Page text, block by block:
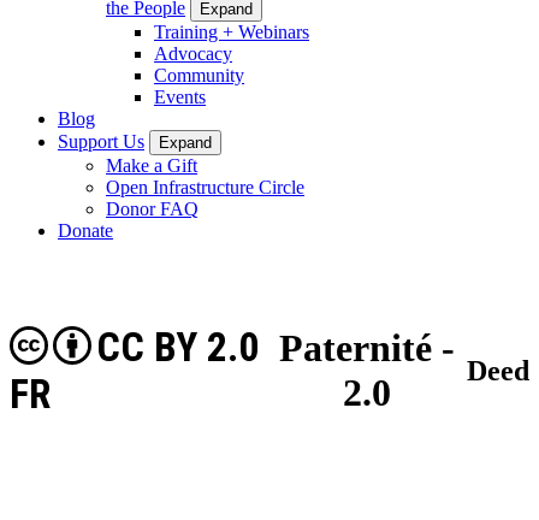
the People
Expand
Training + Webinars
Advocacy
Community
Events
Blog
Support Us
Expand
Make a Gift
Open Infrastructure Circle
Donor FAQ
Donate
Paternité -
2.0
CC BY 2.0
FR
Deed